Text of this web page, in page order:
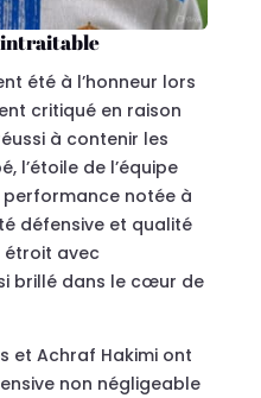
intraitable
été à l’honneur lors
critiqué en raison
à contenir les
l’étoile de l’équipe
performance notée à
défensive et qualité
étroit avec
brillé dans le cœur de
et Achraf Hakimi ont
non négligeable